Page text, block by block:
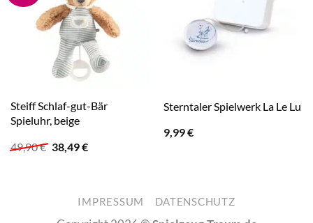
Steiff Schlaf-gut-Bär
Spieluhr, beige
49,90€ Ursprünglicher
Preis
38,49€Aktueller
Sterntaler Spielwerk La Le Lu
9,99€
IMPRESSUM DATENSCHUTZ